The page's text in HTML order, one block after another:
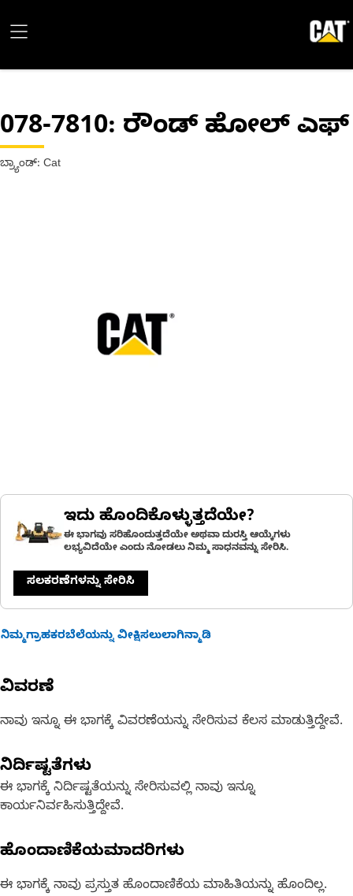
078-7810: ರೌಂಡ್ ಹೋಲ್ ಎಫ್
ಬ್ರ್ಯಾಂಡ್: Cat
ಇದು ಹೊಂದಿಕೊಳ್ಳುತ್ತದೆಯೇ?
ಈ ಭಾಗವು ಸರಿಹೊಂದುತ್ತದೆಯೇ ಅಥವಾ ದುರಸ್ತಿ ಆಯ್ಕೆಗಳು
ಲಭ್ಯವಿದೆಯೇ ಎಂದು ನೋಡಲು ನಿಮ್ಮ ಸಾಧನವನ್ನು ಸೇರಿಸಿ.
ಸಲಕರಣೆಗಳನ್ನು ಸೇರಿಸಿ
ನಿಮ್ಮಗ್ರಾಹಕರಬೆಲೆಯನ್ನು ವೀಕ್ಷಿಸಲುಲಾಗಿನ್ಮಾಡಿ
ವಿವರಣೆ
ನಾವು ಇನ್ನೂ ಈ ಭಾಗಕ್ಕೆ ವಿವರಣೆಯನ್ನು ಸೇರಿಸುವ ಕೆಲಸ ಮಾಡುತ್ತಿದ್ದೇವೆ.
ನಿರ್ದಿಷ್ಟತೆಗಳು
ಈ ಭಾಗಕ್ಕೆ ನಿರ್ದಿಷ್ಟತೆಯನ್ನು ಸೇರಿಸುವಲ್ಲಿ ನಾವು ಇನ್ನೂ
ಕಾರ್ಯನಿರ್ವಹಿಸುತ್ತಿದ್ದೇವೆ.
ಹೊಂದಾಣಿಕೆಯಮಾದರಿಗಳು
ಈ ಭಾಗಕ್ಕೆ ನಾವು ಪ್ರಸ್ತುತ ಹೊಂದಾಣಿಕೆಯ ಮಾಹಿತಿಯನ್ನು ಹೊಂದಿಲ್ಲ.